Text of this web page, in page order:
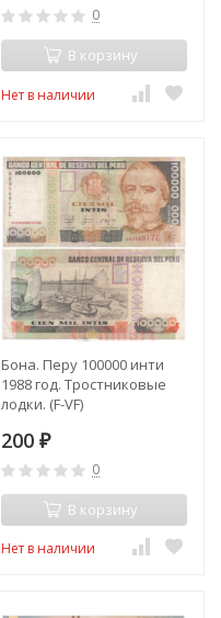
0
В корзину
Нет в наличии
Бона. Перу 100000 инти
1988 год. Тростниковые
лодки. (F-VF)
200 ₽
0
В корзину
Нет в наличии